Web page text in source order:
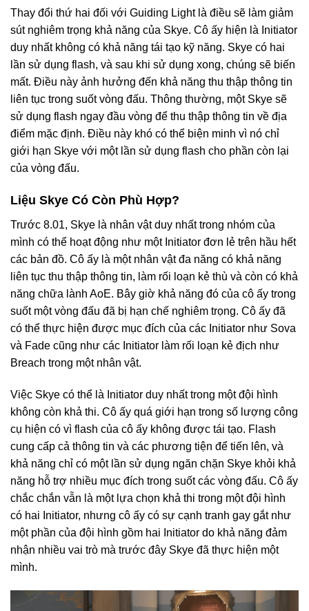
Thay đổi thứ hai đối với Guiding Light là điều sẽ làm giảm
sút nghiêm trọng khả năng của Skye. Cô ấy hiện là Initiator
duy nhất không có khả năng tái tạo kỹ năng. Skye có hai
lần sử dụng flash, và sau khi sử dụng xong, chúng sẽ biến
mất. Điều này ảnh hưởng đến khả năng thu thập thông tin
liên tục trong suốt vòng đấu. Thông thường, một Skye sẽ
sử dụng flash ngay đầu vòng để thu thập thông tin về địa
điểm mặc định. Điều này khó có thể biện minh vì nó chỉ
giới hạn Skye với một lần sử dụng flash cho phần còn lại
của vòng đấu.
Liệu Skye Có Còn Phù Hợp?
Trước 8.01, Skye là nhân vật duy nhất trong nhóm của
mình có thể hoạt động như một Initiator đơn lẻ trên hầu hết
các bản đồ. Cô ấy là một nhân vật đa năng có khả năng
liên tục thu thập thông tin, làm rối loạn kẻ thù và còn có khả
năng chữa lành AoE. Bây giờ khả năng đó của cô ấy trong
suốt một vòng đấu đã bị hạn chế nghiêm trọng. Cô ấy đã
có thể thực hiện được mục đích của các Initiator như Sova
và Fade cũng như các Initiator làm rối loạn kẻ địch như
Breach trong một nhân vật.
Việc Skye có thể là Initiator duy nhất trong một đội hình
không còn khả thi. Cô ấy quá giới hạn trong số lượng công
cụ hiện có vì flash của cô ấy không được tái tạo. Flash
cung cấp cả thông tin và các phương tiện để tiến lên, và
khả năng chỉ có một lần sử dụng ngăn chặn Skye khỏi khả
năng hỗ trợ nhiều mục đích trong suốt các vòng đấu. Cô ấy
chắc chắn vẫn là một lựa chọn khả thi trong một đội hình
có hai Initiator, nhưng cô ấy có sự cạnh tranh gay gắt như
một phần của đội hình gồm hai Initiator do khả năng đảm
nhận nhiều vai trò mà trước đây Skye đã thực hiện một
mình.